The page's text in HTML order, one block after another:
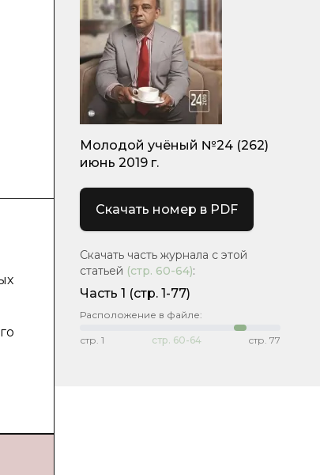
Молодой учёный №24 (262)
июнь 2019 г.
Скачать номер в PDF
Скачать часть журнала с этой
статьей (стр. 60-64):
Часть 1 (стр. 1-77)
Расположение в файле:
стр. 1 стр. 60-64 стр. 77